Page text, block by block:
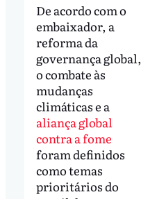
De acordo com o
embaixador, a
reforma da
governança global,
o combate às
mudanças
climáticas e a
aliança global
contra a fome
foram definidos
como temas
prioritários do